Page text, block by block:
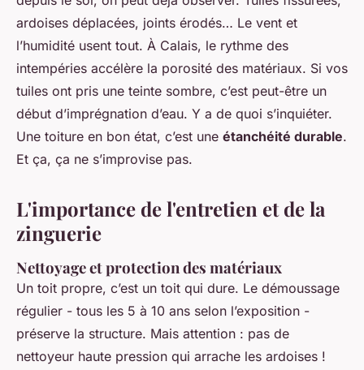
ardoises déplacées, joints érodés… Le vent et
l’humidité usent tout. À Calais, le rythme des
intempéries accélère la porosité des matériaux. Si vos
tuiles ont pris une teinte sombre, c’est peut-être un
début d’imprégnation d’eau. Y a de quoi s’inquiéter.
Une toiture en bon état, c’est une étanchéité durable.
Et ça, ça ne s’improvise pas.
L'importance de l'entretien et de la
zinguerie
Nettoyage et protection des matériaux
Un toit propre, c’est un toit qui dure. Le démoussage
régulier - tous les 5 à 10 ans selon l’exposition -
préserve la structure. Mais attention : pas de
nettoyeur haute pression qui arrache les ardoises !